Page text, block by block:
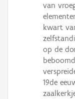
van
kwart
op de
19de